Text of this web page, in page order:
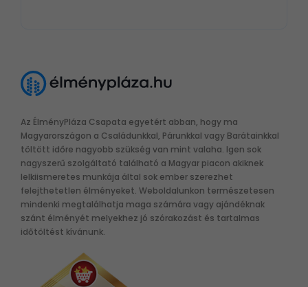
Az ÉlményPláza Csapata egyetért abban, hogy ma
Magyarországon a Családunkkal, Párunkkal vagy Barátainkkal
töltött időre nagyobb szükség van mint valaha. Igen sok
nagyszerű szolgáltató található a Magyar piacon akiknek
lelkiismeretes munkája által sok ember szerezhet
felejthetetlen élményeket. Weboldalunkon természetesen
mindenki megtalálhatja maga számára vagy ajándéknak
szánt élményét melyekhez jó szórakozást és tartalmas
időtöltést kívánunk.